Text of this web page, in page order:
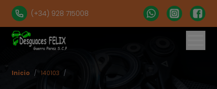
(+34) 928 715008
Inicio / 140103 /